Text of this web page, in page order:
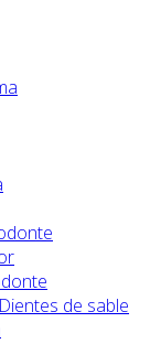
de sable